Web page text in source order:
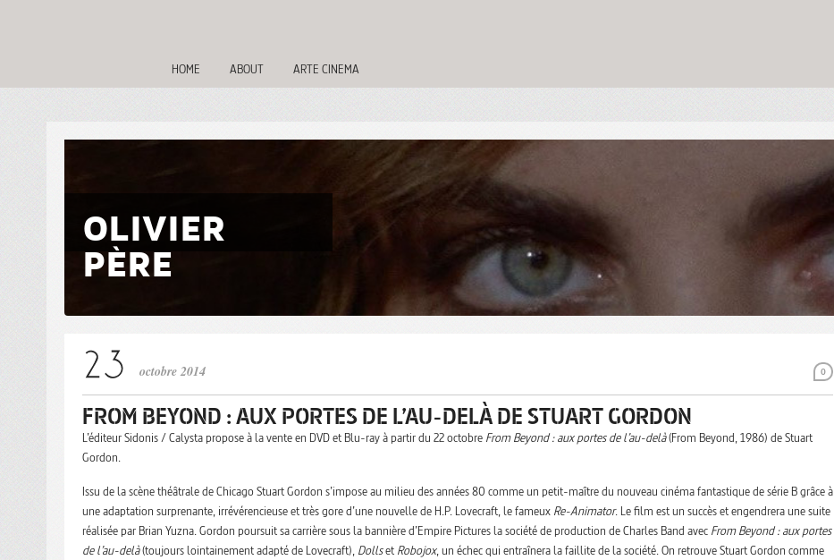
HOME ABOUT ARTE CINEMA
OLIVIER
PÈRE
0
octobre 2014
FROM BEYOND : AUX PORTES DE L’AU-DELÀ DE STUART GORDON
L’éditeur Sidonis / Calysta propose à la vente en DVD et Blu-ray à partir du 22 octobre From Beyond : aux portes de l’au-delà(From Beyond, 1986) de Stuart
Gordon.
Issu de la scène théâtrale de Chicago Stuart Gordon s’impose au milieu des années 80 comme un petit-maître du nouveau cinéma fantastique de série B grâce à
une adaptation surprenante, irrévérencieuse et très gore d’une nouvelle de H.P. Lovecraft, le fameux Re-Animator. Le film est un succès et engendrera une suite
réalisée par Brian Yuzna. Gordon poursuit sa carrière sous la bannière d’Empire Pictures la société de production de Charles Band avec From Beyond : aux portes
de l’au-delà(toujours lointainement adapté de Lovecraft), Dollset Robojox, un échec qui entraînera la faillite de la société. On retrouve Stuart Gordon comme